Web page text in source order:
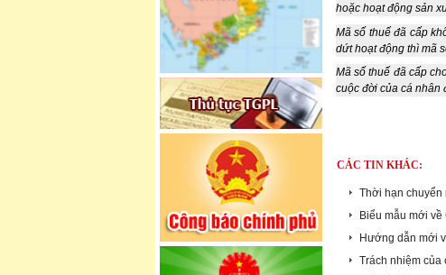
hoặc hoạt động sản
Mã số thuế đã cấp
dứt hoạt động thì mã
Mã số thuế đã cấp
cuộc đời của cá nhân
CÁC TIN KHÁC:
Thời hạn chuyển
Biểu mẫu mới
Hướng dẫn mới
Trách nhiệm của